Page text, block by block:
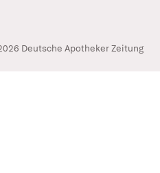
Deutsche Apotheker Zeitung